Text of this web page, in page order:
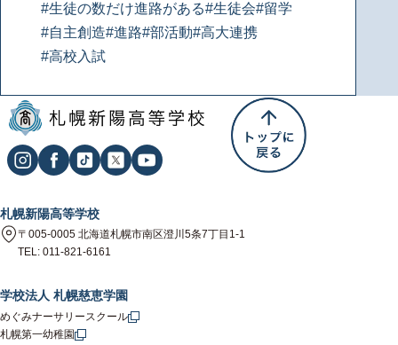
#生徒の数だけ進路がある#生徒会#留学
#自主創造#進路#部活動#高大連携
#高校入試
札幌新陽高等学校
〒005-0005 北海道札幌市南区澄川5条7丁目1-1
TEL: 011-821-6161
学校法人 札幌慈恵学園
めぐみナーサリースクール
札幌第一幼稚園